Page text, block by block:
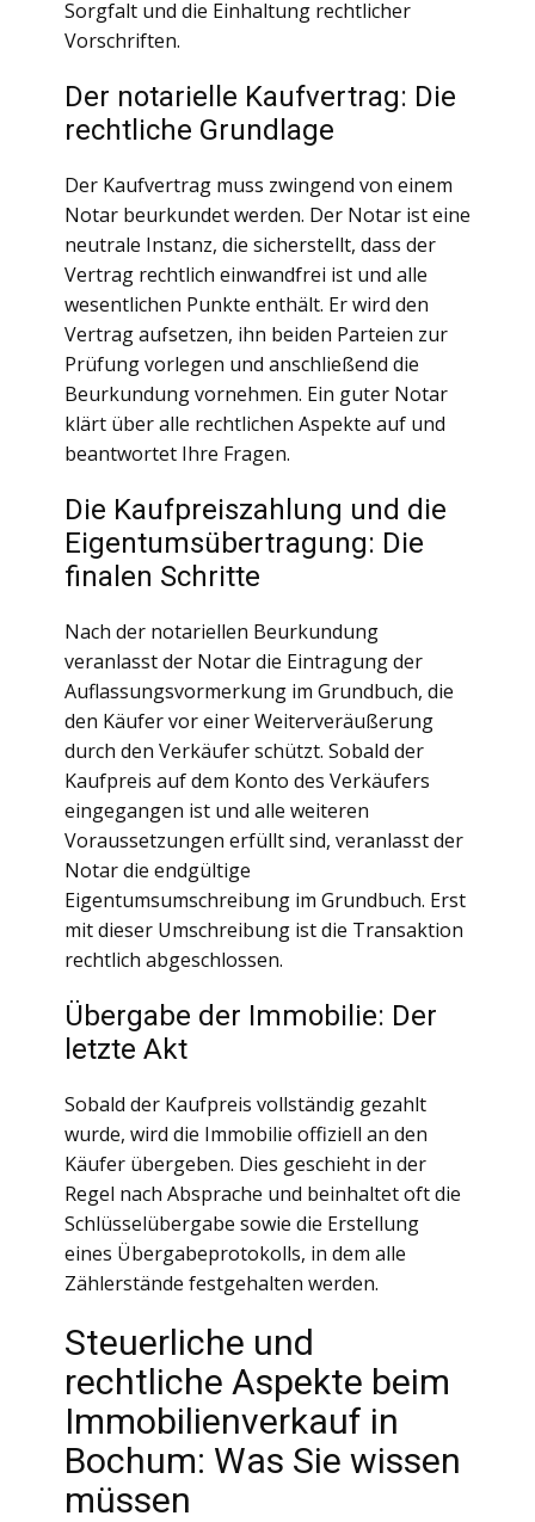
Sorgfalt und die Einhaltung rechtlicher
Vorschriften.
Der notarielle Kaufvertrag: Die
rechtliche Grundlage
Der Kaufvertrag muss zwingend von einem
Notar beurkundet werden. Der Notar ist eine
neutrale Instanz, die sicherstellt, dass der
Vertrag rechtlich einwandfrei ist und alle
wesentlichen Punkte enthält. Er wird den
Vertrag aufsetzen, ihn beiden Parteien zur
Prüfung vorlegen und anschließend die
Beurkundung vornehmen. Ein guter Notar
klärt über alle rechtlichen Aspekte auf und
beantwortet Ihre Fragen.
Die Kaufpreiszahlung und die
Eigentumsübertragung: Die
finalen Schritte
Nach der notariellen Beurkundung
veranlasst der Notar die Eintragung der
Auflassungsvormerkung im Grundbuch, die
den Käufer vor einer Weiterveräußerung
durch den Verkäufer schützt. Sobald der
Kaufpreis auf dem Konto des Verkäufers
eingegangen ist und alle weiteren
Voraussetzungen erfüllt sind, veranlasst der
Notar die endgültige
Eigentumsumschreibung im Grundbuch. Erst
mit dieser Umschreibung ist die Transaktion
rechtlich abgeschlossen.
Übergabe der Immobilie: Der
letzte Akt
Sobald der Kaufpreis vollständig gezahlt
wurde, wird die Immobilie offiziell an den
Käufer übergeben. Dies geschieht in der
Regel nach Absprache und beinhaltet oft die
Schlüsselübergabe sowie die Erstellung
eines Übergabeprotokolls, in dem alle
Zählerstände festgehalten werden.
Steuerliche und
rechtliche Aspekte beim
Immobilienverkauf in
Bochum: Was Sie wissen
müssen